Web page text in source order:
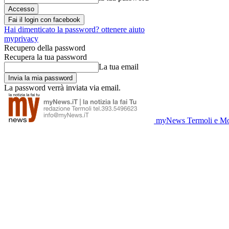
Fai il login con facebook
Hai dimenticato la password? ottenere aiuto
myprivacy
Recupero della password
Recupera la tua password
La tua email
La password verrà inviata via email.
myNews Termoli e